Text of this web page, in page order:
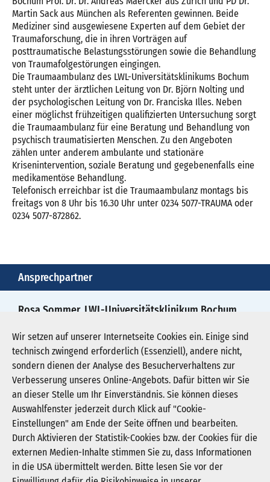
Wir setzen auf unserer Internetseite Cookies ein. Einige sind
technisch zwingend erforderlich (Essenziell), andere nicht,
sondern dienen der Analyse des Besucherverhaltens zur
Verbesserung unseres Online-Angebots. Dafür bitten wir Sie
an dieser Stelle um Ihr Einverständnis. Sie können dieses
Auswahlfenster jederzeit durch Klick auf "Cookie-
Einstellungen" am Ende der Seite öffnen und bearbeiten.
Durch Aktivieren der Statistik-Cookies bzw. der Cookies für die
externen Medien-Inhalte stimmen Sie zu, dass Informationen
in die USA übermittelt werden. Bitte lesen Sie vor der
Martin Sack aus München als Referenten gewinnen. Beide
Mediziner sind ausgewiesene Experten auf dem Gebiet der
Traumaforschung, die in ihren Vorträgen auf
posttraumatische Belastungsstörungen sowie die Behandlung
von Traumafolgestörungen eingingen.
Die Traumaambulanz des LWL-Universitätsklinikums Bochum
steht unter der ärztlichen Leitung von Dr. Björn Nolting und
der psychologischen Leitung von Dr. Franciska Illes. Neben
einer möglichst frühzeitigen qualifizierten Untersuchung sorgt
die Traumaambulanz für eine Beratung und Behandlung von
psychisch traumatisierten Menschen. Zu den Angeboten
zählen unter anderem ambulante und stationäre
Krisenintervention, soziale Beratung und gegebenenfalls eine
medikamentöse Behandlung.
Telefonisch erreichbar ist die Traumaambulanz montags bis
freitags von 8 Uhr bis 16.30 Uhr unter 0234 5077-TRAUMA oder
0234 5077-872862.
Ansprechpartner
Rosa Sommer, LWL-Universitätsklinikum Bochum
0151 40635802
rosa.sommer@lwl.org
Newsletter abonnieren
Registrieren
KGNW - Krankenhausgesellschaft Nordrhein-